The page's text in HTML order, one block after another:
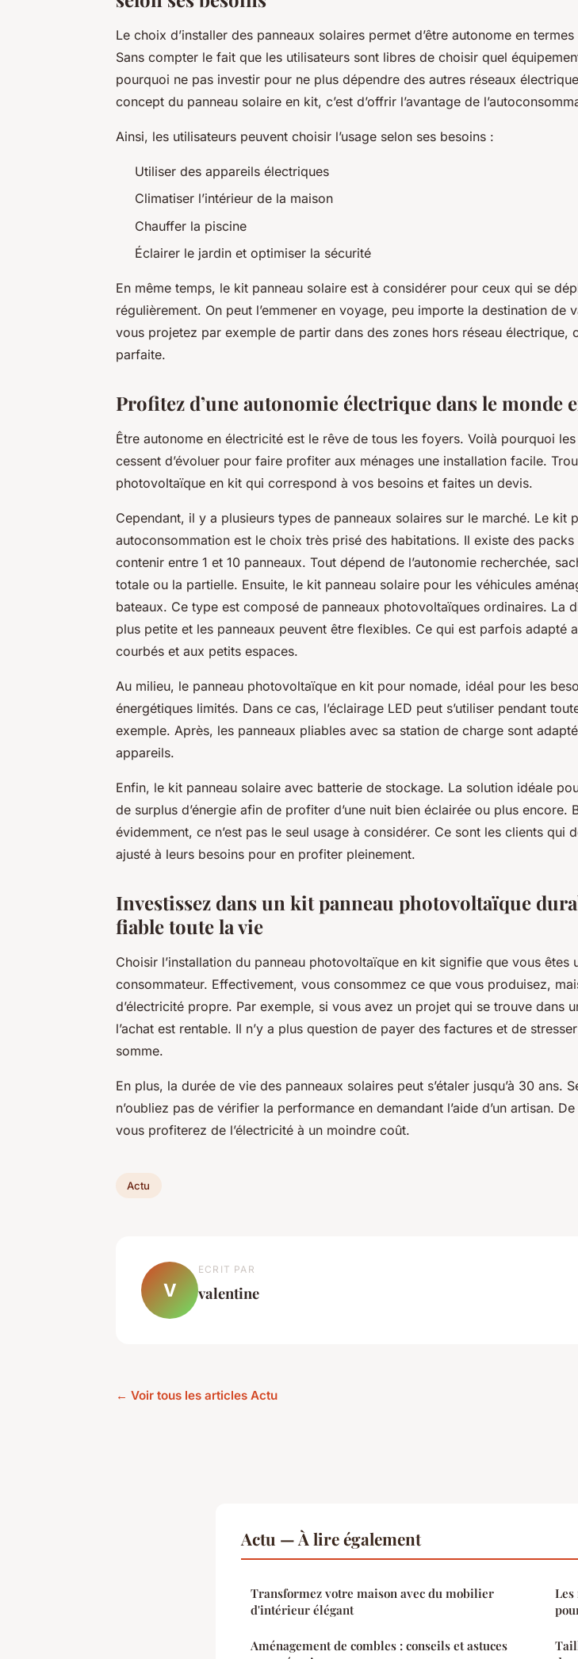
Le choix d’installer des panneaux solaires permet d’être autonome en termes
Sans compter le fait que les utilisateurs sont libres de choisir quel
pourquoi ne pas investir pour ne plus dépendre des autres réseaux
concept du panneau solaire en kit, c’est d’offrir l’avantage de
Ainsi, les utilisateurs peuvent choisir l’usage selon ses besoins :
Utiliser des appareils électriques
Climatiser l’intérieur de la maison
Chauffer la piscine
Éclairer le jardin et optimiser la sécurité
En même temps, le kit panneau solaire est à considérer pour ceux qui se
régulièrement. On peut l’emmener en voyage, peu importe la destination de
vous projetez par exemple de partir dans des zones hors réseau électrique,
parfaite.
Profitez d’une autonomie électrique dans le monde
Être autonome en électricité est le rêve de tous les foyers. Voilà pourquoi
cessent d’évoluer pour faire profiter aux ménages une installation facile.
photovoltaïque en kit qui correspond à vos besoins et faites un devis.
Cependant, il y a plusieurs types de panneaux solaires sur le marché. Le kit
autoconsommation est le choix très prisé des habitations. Il existe des
contenir entre 1 et 10 panneaux. Tout dépend de l’autonomie recherchée,
totale ou la partielle. Ensuite, le kit panneau solaire pour les véhicules
bateaux. Ce type est composé de panneaux photovoltaïques ordinaires. La
plus petite et les panneaux peuvent être flexibles. Ce qui est parfois adapté
courbés et aux petits espaces.
Au milieu, le panneau photovoltaïque en kit pour nomade, idéal pour les
énergétiques limités. Dans ce cas, l’éclairage LED peut s’utiliser pendant
exemple. Après, les panneaux pliables avec sa station de charge sont
appareils.
Enfin, le kit panneau solaire avec batterie de stockage. La solution idéale
de surplus d’énergie afin de profiter d’une nuit bien éclairée ou plus encore.
évidemment, ce n’est pas le seul usage à considérer. Ce sont les clients qui
ajusté à leurs besoins pour en profiter pleinement.
Investissez dans un kit panneau photovoltaïque
fiable toute la vie
Choisir l’installation du panneau photovoltaïque en kit signifie que vous êtes
consommateur. Effectivement, vous consommez ce que vous produisez,
d’électricité propre. Par exemple, si vous avez un projet qui se trouve dans
l’achat est rentable. Il n’y a plus question de payer des factures et de
somme.
En plus, la durée de vie des panneaux solaires peut s’étaler jusqu’à 30 ans.
n’oubliez pas de vérifier la performance en demandant l’aide d’un artisan.
vous profiterez de l’électricité à un moindre coût.
Actu
V
ECRIT PAR
valentine
← Voir tous les articles Actu
Actu — À lire également
Transformez votre maison avec du mobilier
d'intérieur élégant
Aménagement de combles : conseils et astuces